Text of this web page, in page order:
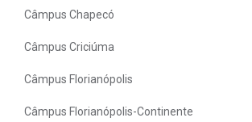
Câmpus Chapecó
Câmpus Criciúma
Câmpus Florianópolis
Câmpus Florianópolis-Continente